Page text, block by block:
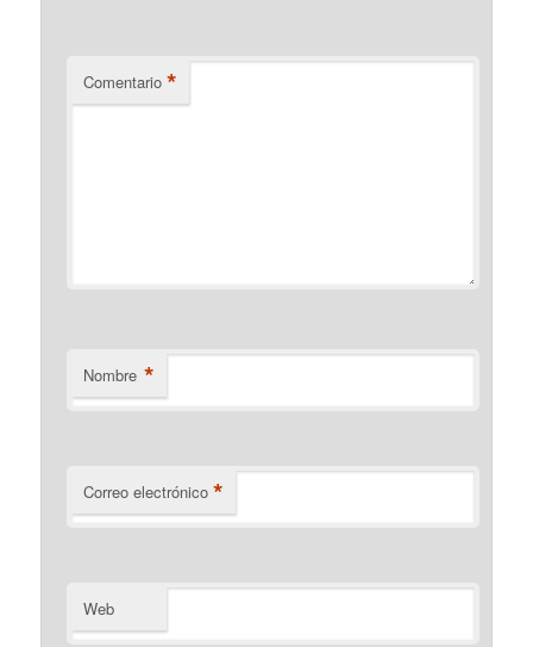
Comentario *
Nombre *
Correo electrónico *
Web